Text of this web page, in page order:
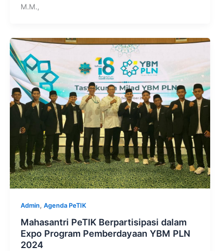
M.M.,
Admin, Agenda PeTIK
Mahasantri PeTIK Berpartisipasi dalam
Expo Program Pemberdayaan YBM PLN
2024